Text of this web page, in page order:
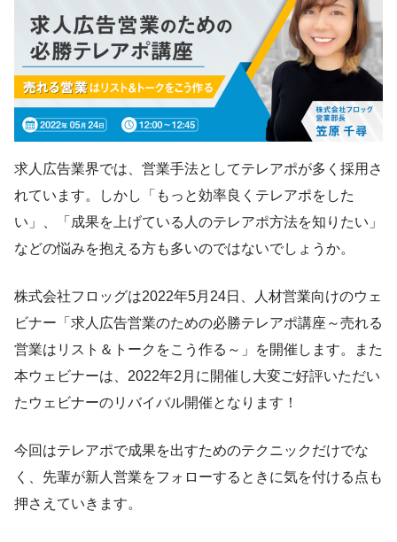
求人広告業界では、営業手法としてテレアポが多く採用さ
れています。しかし「もっと効率良くテレアポをした
い」、「成果を上げている人のテレアポ方法を知りたい」
などの悩みを抱える方も多いのではないでしょうか。
株式会社フロッグは2022年5月24日、人材営業向けのウェ
ビナー「求人広告営業のための必勝テレアポ講座～売れる
営業はリスト＆トークをこう作る～」を開催します。また
本ウェビナーは、2022年2月に開催し大変ご好評いただい
たウェビナーのリバイバル開催となります！
今回はテレアポで成果を出すためのテクニックだけでな
く、先輩が新人営業をフォローするときに気を付ける点も
押さえていきます。